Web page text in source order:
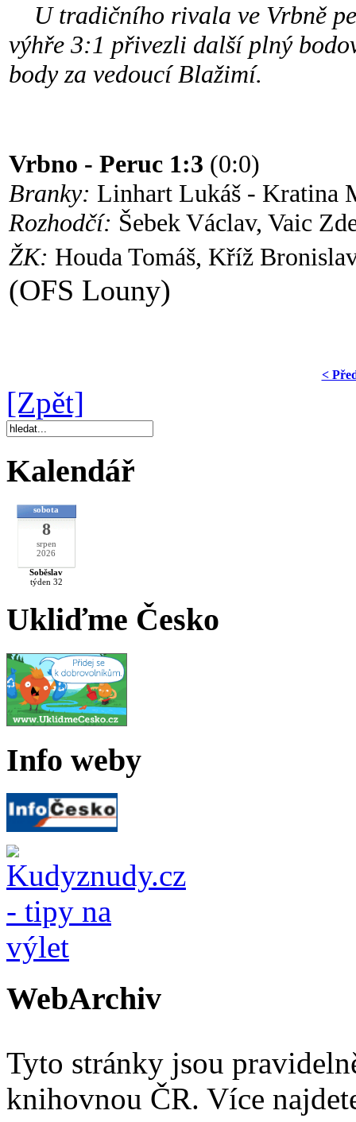
U tradičního rivala ve Vrbně
výhře 3:1 přivezli další plný
body za vedoucí Blažimí.
Vrbno - Peruc 1:3 (0:0)
Branky: Linhart Lukáš - Kratina
Rozhodčí: Šebek Václav, Vaic
ŽK: Houda Tomáš, Kříž
(OFS Louny)
<
[Zpět]
Kalendář
sobota
8
srpen
2026
Soběslav
týden 32
Ukliďme Česko
Info weby
WebArchiv
Tyto stránky jsou
knihovnou ČR. Více